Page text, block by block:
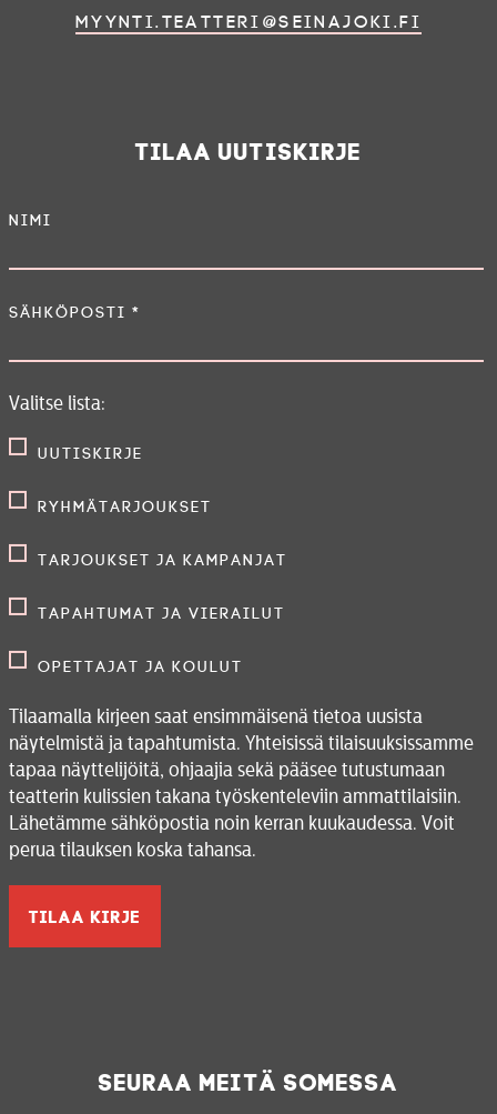
myynti.teatteri@seinajoki.fi
Tilaa uutiskirje
Nimi
Sähköposti *
Valitse lista:
Uutiskirje
Ryhmätarjoukset
Tarjoukset ja kampanjat
Tapahtumat ja vierailut
Opettajat ja koulut
Tilaamalla kirjeen saat ensimmäisenä tietoa uusista
näytelmistä ja tapahtumista. Yhteisissä tilaisuuksissamme
tapaa näyttelijöitä, ohjaajia sekä pääsee tutustumaan
teatterin kulissien takana työskenteleviin ammattilaisiin.
Lähetämme sähköpostia noin kerran kuukaudessa. Voit
perua tilauksen koska tahansa.
Seuraa meitä somessa